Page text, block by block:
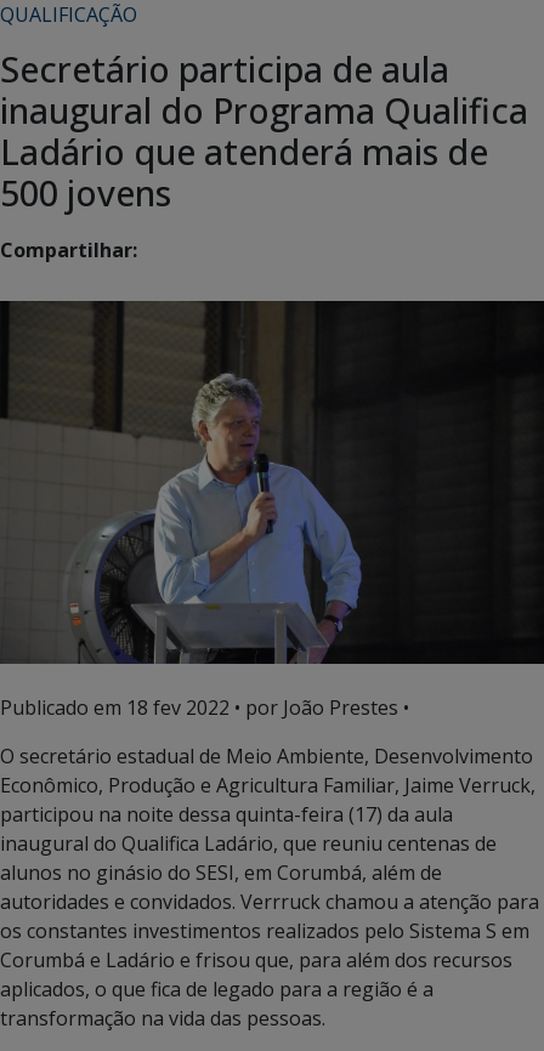
QUALIFICAÇÃO
Secretário participa de aula
inaugural do Programa Qualifica
Ladário que atenderá mais de
500 jovens
Compartilhar:
Publicado em 18 fev 2022 • por João Prestes •
O secretário estadual de Meio Ambiente, Desenvolvimento
Econômico, Produção e Agricultura Familiar, Jaime Verruck,
participou na noite dessa quinta-feira (17) da aula
inaugural do Qualifica Ladário, que reuniu centenas de
alunos no ginásio do SESI, em Corumbá, além de
autoridades e convidados. Verrruck chamou a atenção para
os constantes investimentos realizados pelo Sistema S em
Corumbá e Ladário e frisou que, para além dos recursos
aplicados, o que fica de legado para a região é a
transformação na vida das pessoas.